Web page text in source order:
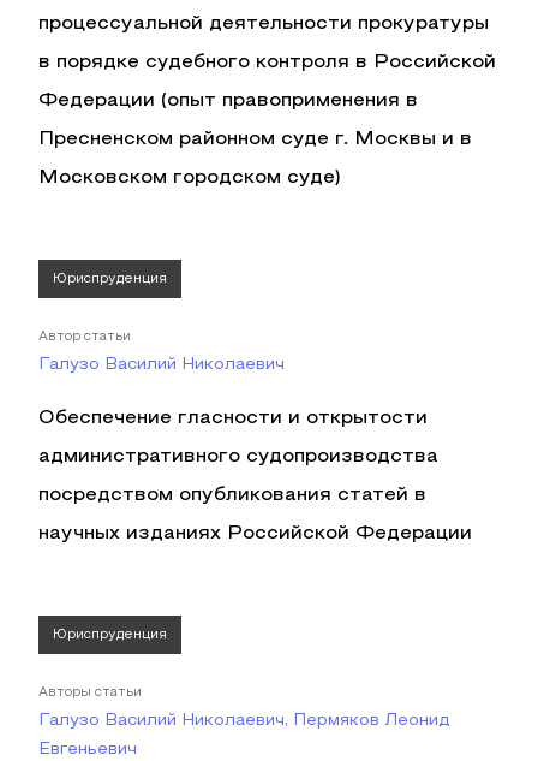
процессуальной деятельности прокуратуры
в порядке судебного контроля в Российской
Федерации (опыт правоприменения в
Пресненском районном суде г. Москвы и в
Московском городском суде)
Юриспруденция
Автор статьи
Галузо Василий Николаевич
Обеспечение гласности и открытости
административного судопроизводства
посредством опубликования статей в
научных изданиях Российской Федерации
Юриспруденция
Авторы статьи
Галузо Василий Николаевич, Пермяков Леонид
Евгеньевич